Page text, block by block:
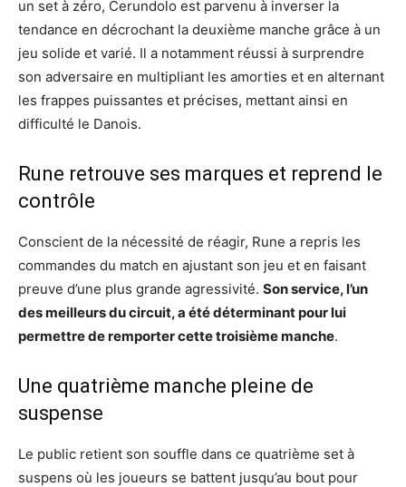
un set à zéro, Cerundolo est parvenu à inverser la
tendance en décrochant la deuxième manche grâce à un
jeu solide et varié. Il a notamment réussi à surprendre
son adversaire en multipliant les amorties et en alternant
les frappes puissantes et précises, mettant ainsi en
difficulté le Danois.
Rune retrouve ses marques et reprend le
contrôle
Conscient de la nécessité de réagir, Rune a repris les
commandes du match en ajustant son jeu et en faisant
preuve d’une plus grande agressivité. Son service, l’un
des meilleurs du circuit, a été déterminant pour lui
permettre de remporter cette troisième manche.
Une quatrième manche pleine de
suspense
Le public retient son souffle dans ce quatrième set à
suspens où les joueurs se battent jusqu’au bout pour